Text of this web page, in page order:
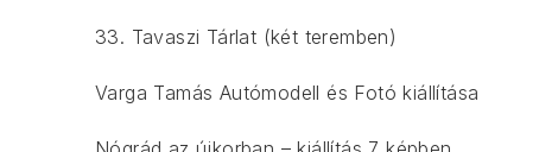
33. Tavaszi Tárlat (két teremben)
Varga Tamás Autómodell és Fotó kiállítása